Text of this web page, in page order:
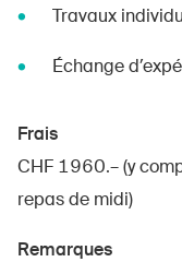
Travaux
Échange
Frais
CHF 1960.– (y
repas de midi)
Remarques